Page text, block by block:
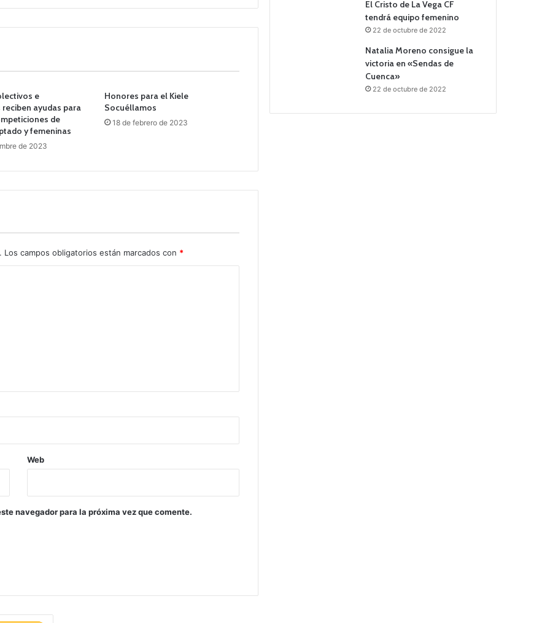
e
ayudas para
de
y femeninas
de 2023
Honores para el Kiele
Socuéllamos
18 de febrero de 2023
Los campos obligatorios están marcados con *
Web
navegador para la próxima vez que comente.
El Cristo de La Vega CF
tendrá equipo femenino
22 de octubre de 2022
Natalia Moreno consigue la
victoria en «Sendas de
Cuenca»
22 de octubre de 2022